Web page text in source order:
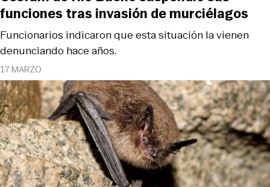
17 MARZO
Funcionarios indicaron que esta situación la vienen
denunciando hace años.
funciones tras invasión de murciélagos